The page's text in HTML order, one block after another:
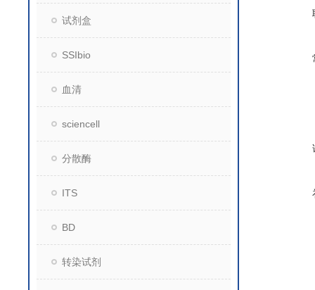
试剂盒
SSIbio
血清
sciencell
分散酶
ITS
BD
转染试剂